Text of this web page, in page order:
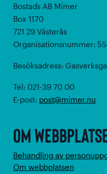
Bostads AB Mimer
Box 1170
721 29 Västerås
Organisationsnummer:
Besöksadress:
Tel: 021-39 70 00
E-post: post@mimer.nu
Om
Behandling av
Om webbplatsen